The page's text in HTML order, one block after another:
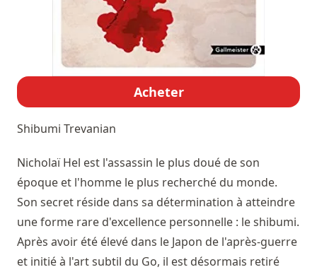
Acheter
Shibumi Trevanian
Nicholaï Hel est l'assassin le plus doué de son
époque et l'homme le plus recherché du monde.
Son secret réside dans sa détermination à atteindre
une forme rare d'excellence personnelle : le shibumi.
Après avoir été élevé dans le Japon de l'après-guerre
et initié à l'art subtil du Go, il est désormais retiré